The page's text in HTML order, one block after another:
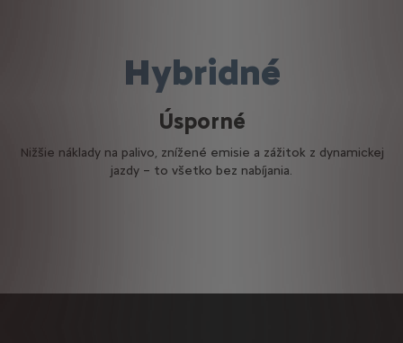
Hybridné
Úsporné
Nižšie náklady na palivo, znížené emisie a zážitok z dynamickej
jazdy – to všetko bez nabíjania.